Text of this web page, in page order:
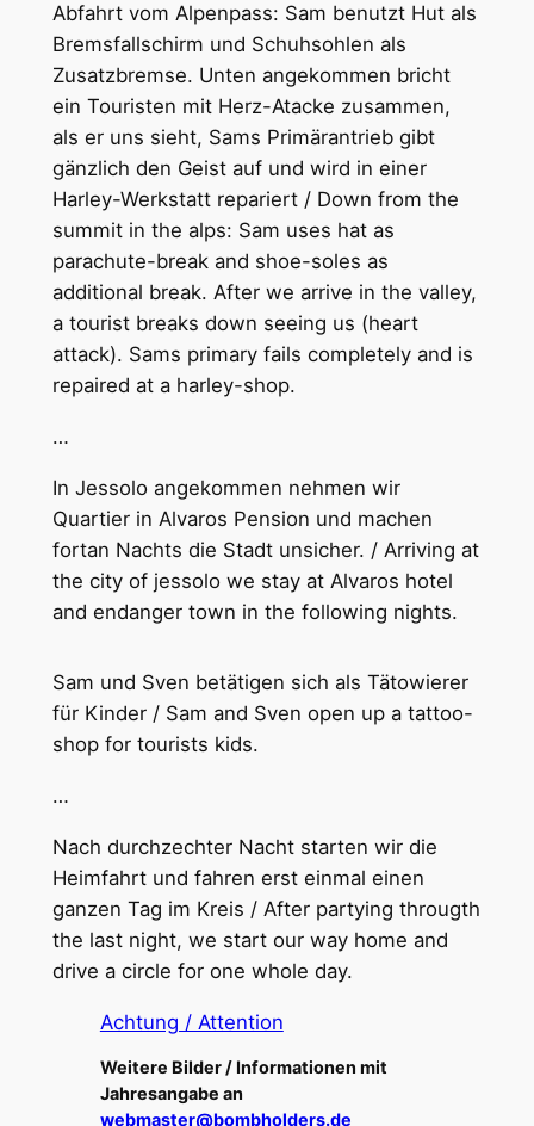
Abfahrt vom Alpenpass: Sam benutzt Hut als
Bremsfallschirm und Schuhsohlen als
Zusatzbremse. Unten angekommen bricht
ein Touristen mit Herz-Atacke zusammen,
als er uns sieht, Sams Primärantrieb gibt
gänzlich den Geist auf und wird in einer
Harley-Werkstatt repariert / Down from the
summit in the alps: Sam uses hat as
parachute-break and shoe-soles as
additional break. After we arrive in the valley,
a tourist breaks down seeing us (heart
attack). Sams primary fails completely and is
repaired at a harley-shop.
…
In Jessolo angekommen nehmen wir
Quartier in Alvaros Pension und machen
fortan Nachts die Stadt unsicher. / Arriving at
the city of jessolo we stay at Alvaros hotel
and endanger town in the following nights.
Sam und Sven betätigen sich als Tätowierer
für Kinder / Sam and Sven open up a tattoo-
shop for tourists kids.
…
Nach durchzechter Nacht starten wir die
Heimfahrt und fahren erst einmal einen
ganzen Tag im Kreis / After partying througth
the last night, we start our way home and
drive a circle for one whole day.
Achtung / Attention
Weitere Bilder / Informationen mit
Jahresangabe an
webmaster@bombholders.de